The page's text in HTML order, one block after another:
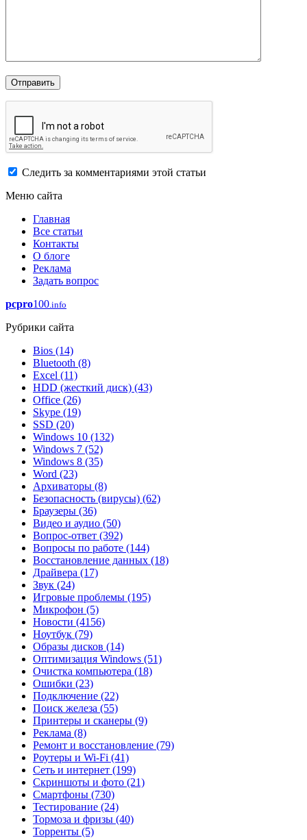
Следить за комментариями этой статьи
Меню сайта
Главная
Все статьи
Контакты
О блоге
Реклама
Задать вопрос
pcpro100.info
Рубрики сайта
Bios (14)
Bluetooth (8)
Excel (11)
HDD (жесткий диск) (43)
Office (26)
Skype (19)
SSD (20)
Windows 10 (132)
Windows 7 (52)
Windows 8 (35)
Word (23)
Архиваторы (8)
Безопасность (вирусы) (62)
Браузеры (36)
Видео и аудио (50)
Вопрос-ответ (392)
Вопросы по работе (144)
Восстановление данных (18)
Драйвера (17)
Звук (24)
Игровые проблемы (195)
Микрофон (5)
Новости (4156)
Ноутбук (79)
Образы дисков (14)
Оптимизация Windows (51)
Очистка компьютера (18)
Ошибки (23)
Подключение (22)
Поиск железа (55)
Принтеры и сканеры (9)
Реклама (8)
Ремонт и восстановление (79)
Роутеры и Wi-Fi (41)
Сеть и интернет (199)
Скриншоты и фото (21)
Смартфоны (730)
Тестирование (24)
Тормоза и фризы (40)
Торренты (5)